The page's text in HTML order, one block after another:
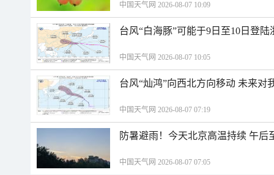
中国天气网 2026-08-07 10:09
台风“白海豚”可能于9日至10日登陆
中国天气网 2026-08-07 10:05
台风“灿鸿”向西北方向移动 未来对
中国天气网 2026-08-07 07:19
防暑避雨！今天北京高温持续 午
中国天气网 2026-08-07 07:05